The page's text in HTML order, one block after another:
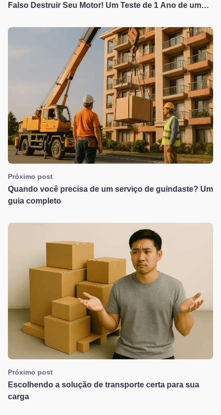
Falso Destruir Seu Motor! Um Teste de 1 Ano de um
Compra que Salvam Vidas
Próximo post
Quando você precisa de um serviço de guindaste? Um
guia completo
Próximo post
Escolhendo a solução de transporte certa para sua
carga